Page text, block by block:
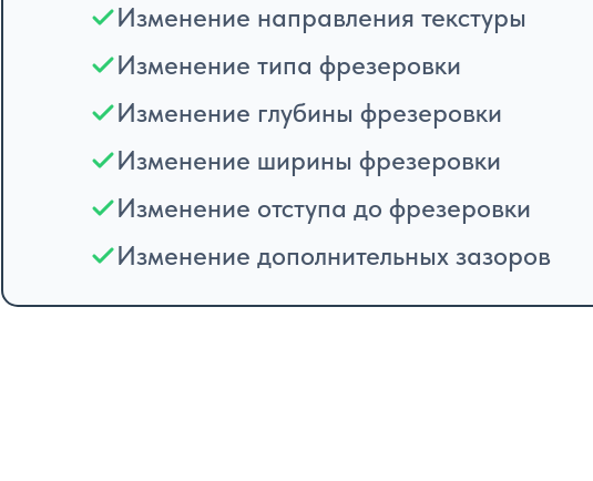
Изменение направления текстуры
Изменение типа фрезеровки
Изменение глубины фрезеровки
Изменение ширины фрезеровки
Изменение отступа до фрезеровки
Изменение дополнительных зазоров